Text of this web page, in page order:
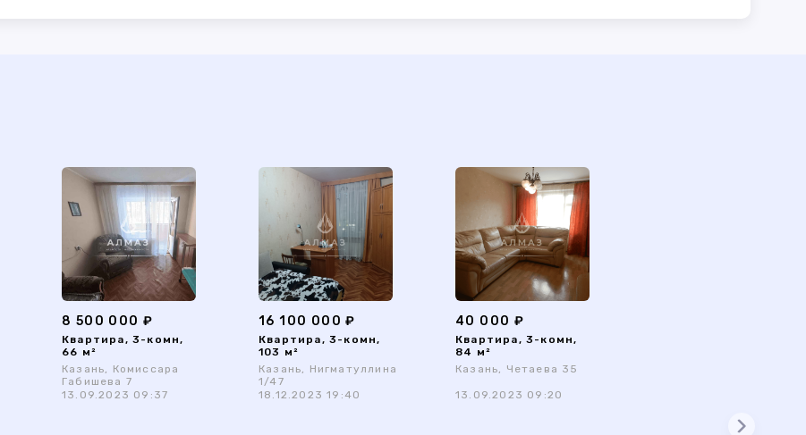
8 500 000 ₽
Квартира, 3-комн,
66 м²
Казань, Комиссара
Габишева 7
13.09.2023 09:37
16 100 000 ₽
Квартира, 3-комн,
103 м²
Казань, Нигматуллина
1/47
18.12.2023 19:40
40 000 ₽
Квартира, 3-комн,
84 м²
Казань, Четаева 35
13.09.2023 09:20